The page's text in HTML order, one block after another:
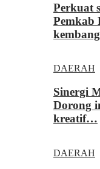
Perkuat
Pemkab
DAERAH
Sinergi
Dorong
kreatif…
DAERAH